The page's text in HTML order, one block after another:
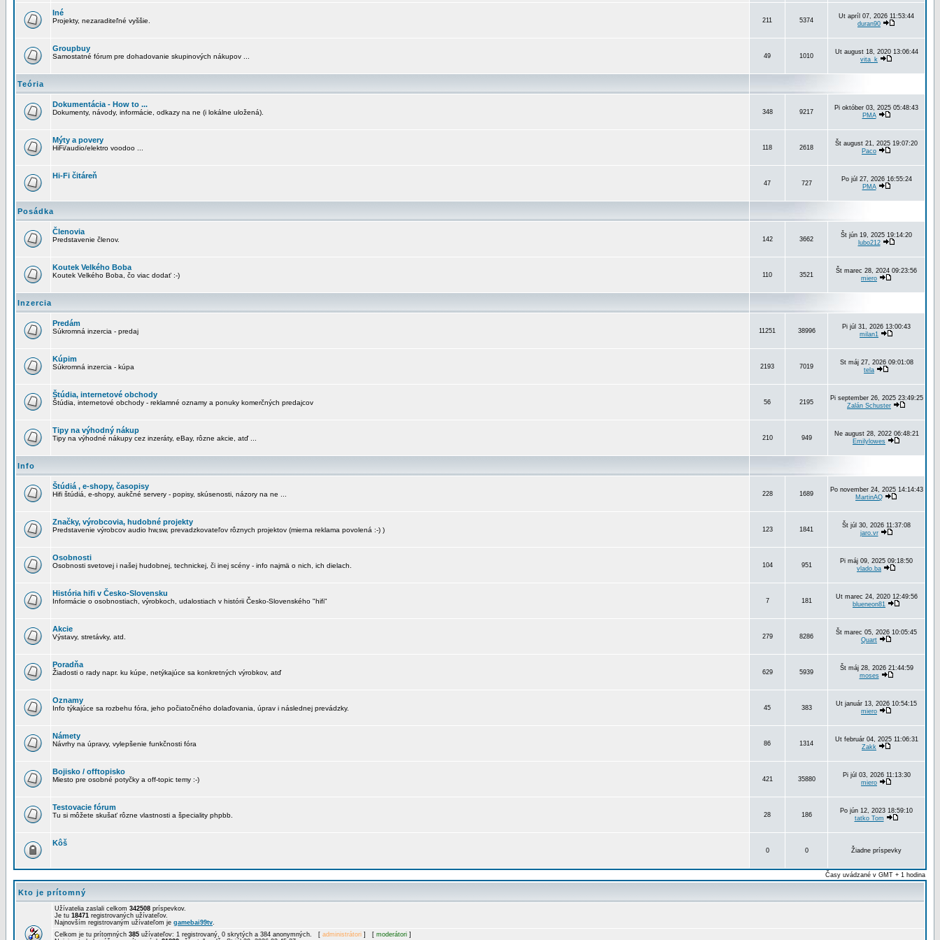
Iné
Projekty, nezaraditeľné vyššie. 211 5374
Ut apríl 07, 2026 11:53:44
duran90
Groupbuy
Samostatné fórum pre dohadovanie skupinových nákupov ... 49 1010
Ut august 18, 2020 13:06:44
vita_k
Teória
Dokumentácia - How to ...
Dokumenty, návody, informácie, odkazy na ne (i lokálne uložená). 348 9217
Pi október 03, 2025 05:48:43
PMA
Mýty a povery
HiFi/audio/elektro voodoo ... 118 2618
Št august 21, 2025 19:07:20
Paco
Hi-Fi čitáreň
47 727
Po júl 27, 2026 16:55:24
PMA
Posádka
Členovia
Predstavenie členov. 142 3662
Št jún 19, 2025 19:14:20
lubo212
Koutek Velkého Boba
Koutek Velkého Boba, čo viac dodať :-) 110 3521
Št marec 28, 2024 09:23:56
miero
Inzercia
Predám
Súkromná inzercia - predaj 11251 38996
Pi júl 31, 2026 13:00:43
milan1
Kúpim
Súkromná inzercia - kúpa 2193 7019
St máj 27, 2026 09:01:08
tela
Štúdia, internetové obchody
Štúdia, internetové obchody - reklamné oznamy a ponuky komerčných predajcov 56 2195
Pi september 26, 2025 23:49:25
Zalán Schuster
Tipy na výhodný nákup
Tipy na výhodné nákupy cez inzeráty, eBay, rôzne akcie, atď ... 210 949
Ne august 28, 2022 06:48:21
Emilylowes
Info
Štúdiá , e-shopy, časopisy
Hifi štúdiá, e-shopy, aukčné servery - popisy, skúsenosti, názory na ne ... 228 1689
Po november 24, 2025 14:14:43
MartinAQ
Značky, výrobcovia, hudobné projekty
Predstavenie výrobcov audio hw,sw, prevadzkovateľov rôznych projektov (mierna reklama povolená :-) ) 123 1841
Št júl 30, 2026 11:37:08
jaro.vr
Osobnosti
Osobnosti svetovej i našej hudobnej, technickej, či inej scény - info najmä o nich, ich dielach. 104 951
Pi máj 09, 2025 09:18:50
vlado.ba
História hifi v Česko-Slovensku
Informácie o osobnostiach, výrobkoch, udalostiach v histórii Česko-Slovenského "hifi" 7 181
Ut marec 24, 2020 12:49:56
blueneon81
Akcie
Výstavy, stretávky, atd. 279 8286
Št marec 05, 2026 10:05:45
Quart
Poradňa
Žiadosti o rady napr. ku kúpe, netýkajúce sa konkretných výrobkov, atď 629 5939
Št máj 28, 2026 21:44:59
moses
Oznamy
Info týkajúce sa rozbehu fóra, jeho počiatočného dolaďovania, úprav i následnej prevádzky. 45 383
Ut január 13, 2026 10:54:15
miero
Námety
Návrhy na úpravy, vylepšenie funkčnosti fóra 86 1314
Ut február 04, 2025 11:06:31
Zakk
Bojisko / offtopisko
Miesto pre osobné potyčky a off-topic temy :-) 421 35880
Pi júl 03, 2026 11:13:30
miero
Testovacie fórum
Tu si môžete skušať rôzne vlastnosti a špeciality phpbb. 28 186
Po jún 12, 2023 18:59:10
tatko Tom
Kôš
0 0 Žiadne príspevky
Časy uvádzané v GMT + 1 hodina
Kto je prítomný
Užívatelia zaslali celkom 342508 príspevkov.
Je tu 18471 registrovaných užívateľov.
Najnovším registrovaným užívateľom je gamebai99tv.
Celkom je tu prítomných 385 užívateľov: 1 registrovaný, 0 skrytých a 384 anonymných. [ administrátori ] [ moderátori ]